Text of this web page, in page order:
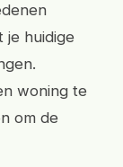
je huidige
woning te
om de